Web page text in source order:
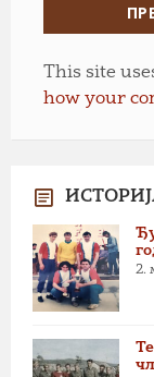
This site
how your
2.